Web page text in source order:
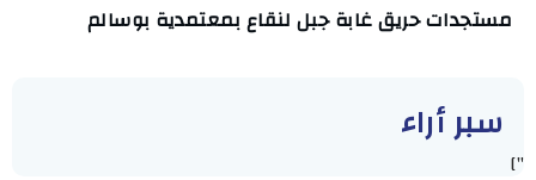
مستجدات حريق غابة جبل لنقاع بمعتمدية بوسالم
سبر أراء
"]